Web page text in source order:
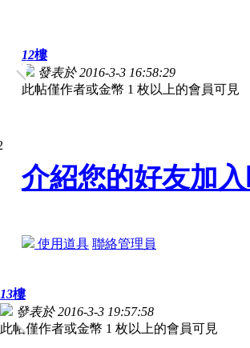
12樓
發表於 2016-3-3 16:58:29
此帖僅作者或金幣 1 枚以上的會員可見
介紹您的好友加
使用道具 聯絡管理員
13樓
發表於 2016-3-3 19:57:58
此帖僅作者或金幣 1 枚以上的會員可見